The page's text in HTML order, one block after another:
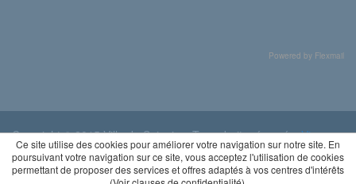
Powered by Flexmail
Copyright © 2015 Ville de Soignies. Tous droits réservés.Vie
privée
Ce site utilise des cookies pour améliorer votre navigation sur notre site. En
poursuivant votre navigation sur ce site, vous acceptez l'utilisation de cookies
permettant de proposer des services et offres adaptés à vos centres d'intérêts